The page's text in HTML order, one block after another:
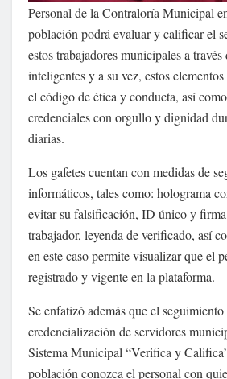
Personal de la Contraloría Municipal
población podrá evaluar y calificar el
estos trabajadores municipales a través
inteligentes y a su vez, estos
el código de ética y conducta, así
credenciales con orgullo y dignidad
diarias.
Los gafetes cuentan con medidas de
informáticos, tales como: holograma
evitar su falsificación, ID único y firma
trabajador, leyenda de verificado, así
en este caso permite visualizar que el
registrado y vigente en la plataforma.
Se enfatizó además que el seguimiento
credencialización de servidores
Sistema Municipal “Verifica y
población conozca el personal con